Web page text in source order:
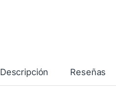
Descripción Reseñas